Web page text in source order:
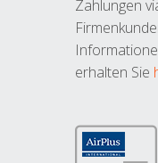
Zahlungen
erhalten Sie